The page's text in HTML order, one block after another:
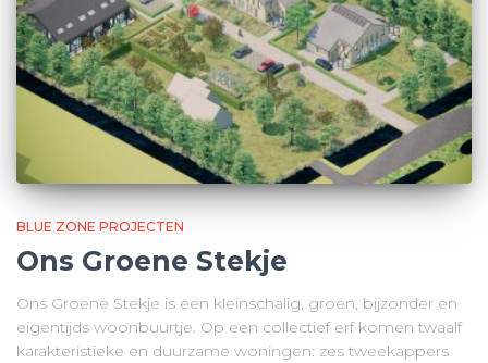
BLUE ZONE PROJECTEN
Ons Groene Stekje
Ons Groene Stekje is een kleinschalig, groen, bijzonder en
eigentijds woonbuurtje. Op een collectief erf komen twaalf
karakteristieke en duurzame woningen: zes tweekappers